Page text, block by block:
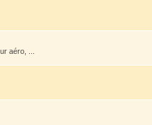
aéro, ...